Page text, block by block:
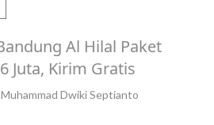
Al Hilal Paket
Juta, Kirim Gratis
Muhammad Dwiki Septianto